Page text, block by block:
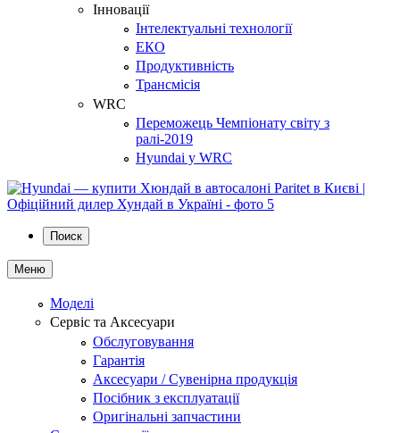
Інновації
Інтелектуальні технології
ЕКО
Продуктивність
Трансмісія
WRC
Переможець Чемпіонату світу з
ралі-2019
Hyundai у WRC
Поиск
Меню
Моделі
Сервіс та Аксесуари
Обслуговування
Гарантія
Аксесуари / Сувенірна продукція
Посібник з експлуатації
Оригінальні запчастини